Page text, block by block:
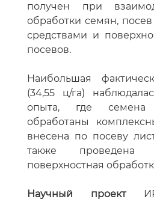
получен при
обработки семян,
средствами и
посевов.
Наибольшая
(34,55 ц/га)
опыта, где семена
обработаны
внесена по посеву
также проведена
поверхностная
Научный проектИРН